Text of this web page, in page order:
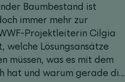
Baumbestand ist
immer mehr zur
Projektleiterin Cilgia
welche Lösungsansätze
müssen, was es mit dem
hat und warum gerade die